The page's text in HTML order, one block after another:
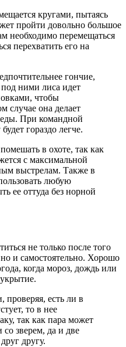
кругами, пытаясь
пройти довольно большое
необходимо перемещаться
перехватить его на
гончие,
ними лиса идет
чтобы
случае она делает
При командной
гораздо легче.
в охоте, так как
с максимальной
выстрелам. Также в
любую
ее оттуда без норной
не только после того
но и самостоятельно. Хорошо
когда мороз, дождь или
проверяя, есть ли в
то в нее
так как пара может
со зверем, да и две
другу.